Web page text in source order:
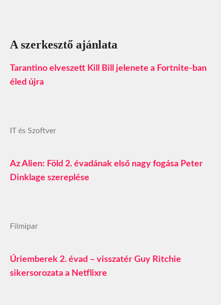
A szerkesztő ajánlata
Tarantino elveszett Kill Bill jelenete a Fortnite-ban
éled újra
IT és Szoftver
Az Alien: Föld 2. évadának első nagy fogása Peter
Dinklage szereplése
Filmipar
Úriemberek 2. évad – visszatér Guy Ritchie
sikersorozata a Netflixre